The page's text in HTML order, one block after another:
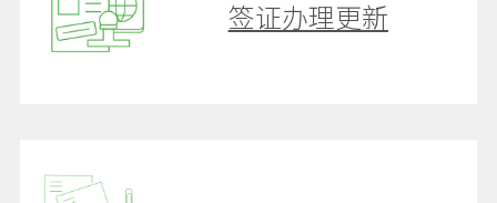
签证办理更新